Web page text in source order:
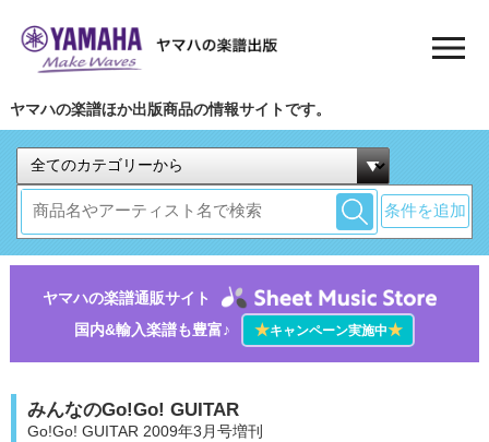
ヤマハの楽譜ほか出版商品の情報サイトです。
条件を追加
ヤマハの楽譜通販サイト
国内&輸入楽譜も豊富♪
★キャンペーン実施中★
みんなのGo!Go! GUITAR
Go!Go! GUITAR 2009年3月号増刊